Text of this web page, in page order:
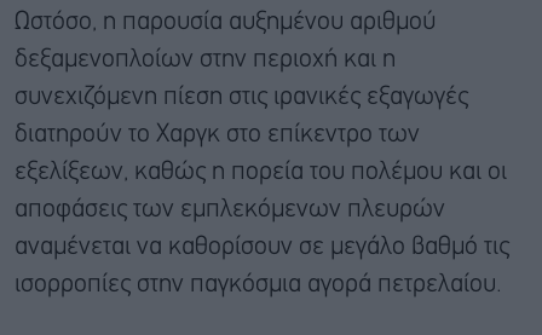
Ωστόσο, η παρουσία αυξημένου αριθμού
δεξαμενοπλοίων στην περιοχή και η
συνεχιζόμενη πίεση στις ιρανικές εξαγωγές
διατηρούν το Χαργκ στο επίκεντρο των
εξελίξεων, καθώς η πορεία του πολέμου και οι
αποφάσεις των εμπλεκόμενων πλευρών
αναμένεται να καθορίσουν σε μεγάλο βαθμό τις
ισορροπίες στην παγκόσμια αγορά πετρελαίου.